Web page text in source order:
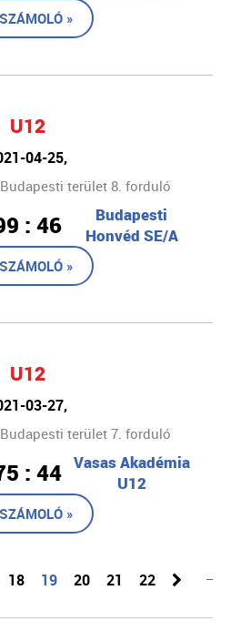
»
U12
04-25,
terület 8. forduló
: 46
Budapesti
Honvéd SE/A
»
U12
03-27,
terület 7. forduló
: 44 Vasas Akadémia
U12
»
18 19 20 21 22